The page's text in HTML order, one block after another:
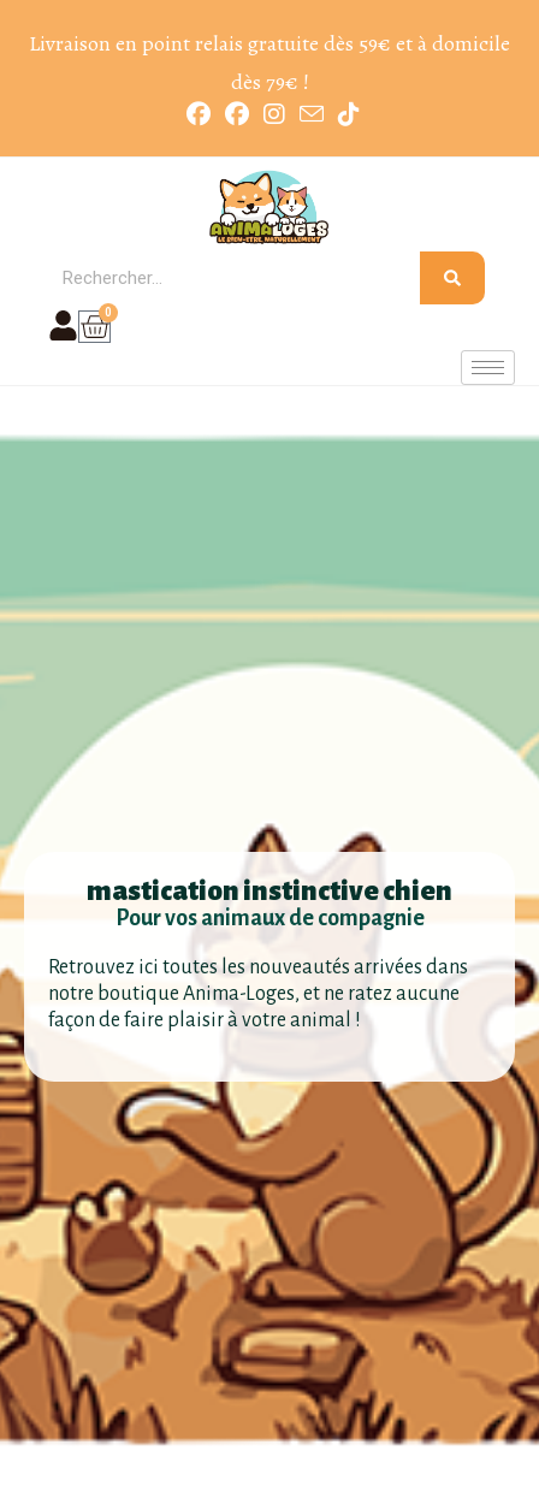
Livraison en point relais gratuite dès 59€ et à domicile
dès 79€ !
0
mastication instinctive chien
Pour vos animaux de compagnie
Retrouvez ici toutes les nouveautés arrivées dans
notre boutique Anima-Loges, et ne ratez aucune
façon de faire plaisir à votre animal !